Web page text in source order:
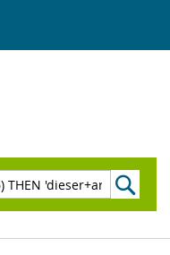
Suchen